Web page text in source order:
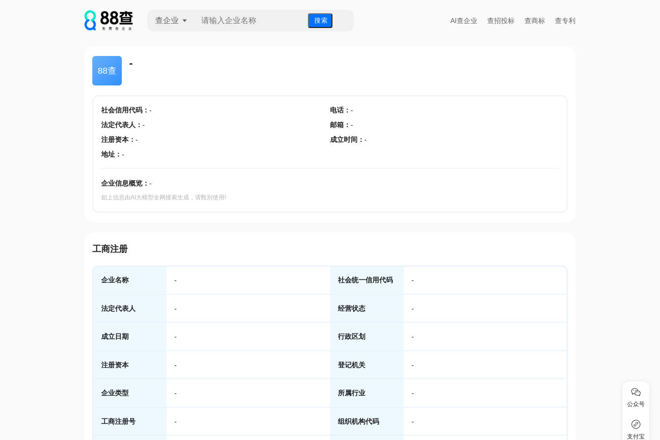
查企业 搜 索 AI查企业 查招投标 查商标 查专利
88查
-
社会信用代码： - 电话： -
法定代表人 ： - 邮箱 ： -
注册资本： - 成立时间 ： -
地址： -
企业信息概览： -
如上信息由AI大模型全网搜索生成，请甄别使用!
工商注册
企业名称 - 社会统一信用代码 -
法定代表人 - 经营状态 -
成立日期 - 行政区划 -
注册资本 - 登记机关 -
企业类型 - 所属行业 -
工商注册号 - 组织机构代码 -
公众号
支付宝